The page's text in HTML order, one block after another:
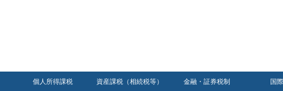
個人所得課税 資産課税（相続税等） 金融・証券税制 国